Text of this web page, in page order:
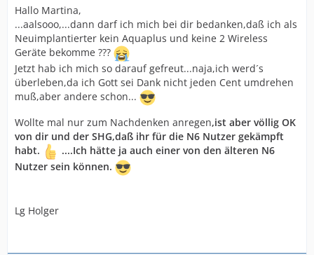
Hallo Martina,
...aalsooo,...dann darf ich mich bei dir bedanken,daß ich als
Neuimplantierter kein Aquaplus und keine 2 Wireless
Geräte bekomme ???
Jetzt hab ich mich so darauf gefreut...naja,ich werd´s
überleben,da ich Gott sei Dank nicht jeden Cent umdrehen
muß,aber andere schon...
Wollte mal nur zum Nachdenken anregen,ist aber völlig OK
von dir und der SHG,daß ihr für die N6 Nutzer gekämpft
habt.
....Ich hätte ja auch einer von den älteren N6
Nutzer sein können.
Lg Holger